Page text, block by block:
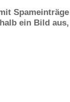
ein Bild